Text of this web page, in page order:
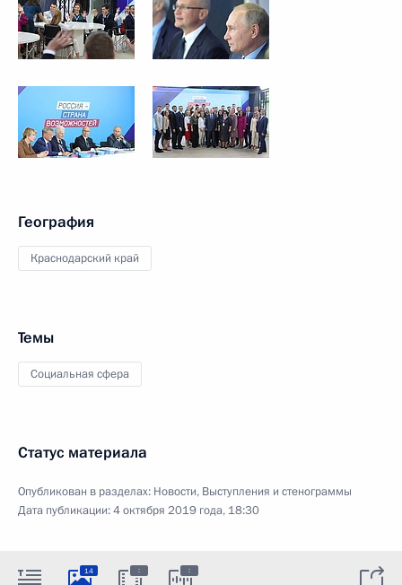
География
Краснодарский край
Темы
Социальная сфера
Статус материала
Опубликован в разделах: Новости, Выступления и стенограммы
Дата публикации:4 октября 2019 года, 18:30
14 : :